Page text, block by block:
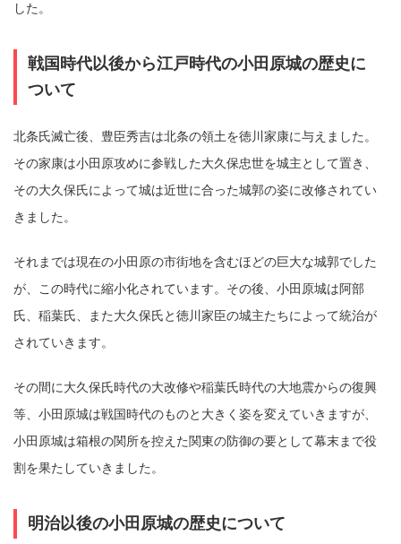
した。
戦国時代以後から江戸時代の小田原城の歴史に
ついて
北条氏滅亡後、豊臣秀吉は北条の領土を徳川家康に与えました。
その家康は小田原攻めに参戦した大久保忠世を城主として置き、
その大久保氏によって城は近世に合った城郭の姿に改修されてい
きました。
それまでは現在の小田原の市街地を含むほどの巨大な城郭でした
が、この時代に縮小化されています。その後、小田原城は阿部
氏、稲葉氏、また大久保氏と徳川家臣の城主たちによって統治が
されていきます。
その間に大久保氏時代の大改修や稲葉氏時代の大地震からの復興
等、小田原城は戦国時代のものと大きく姿を変えていきますが、
小田原城は箱根の関所を控えた関東の防御の要として幕末まで役
割を果たしていきました。
明治以後の小田原城の歴史について